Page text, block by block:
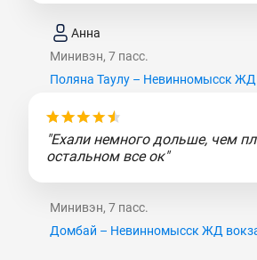
Анна
Минивэн, 7 пасс.
Поляна Таулу – Невинномысск ЖД
"Ехали немного дольше, чем
остальном все ок"
Минивэн, 7 пасс.
Домбай – Невинномысск ЖД